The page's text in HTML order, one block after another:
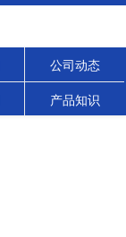
公司动态
产品知识